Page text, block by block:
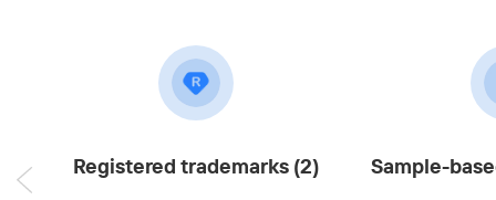
Registered trademarks (2) Sample-